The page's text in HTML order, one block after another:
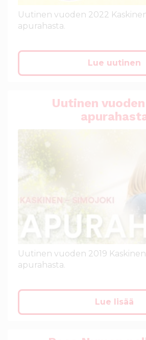
Uutinen vuoden 2022
apurahasta.
Lue uutinen
Uutinen
Uutinen vuoden 2019
apurahasta.
Lue lisää